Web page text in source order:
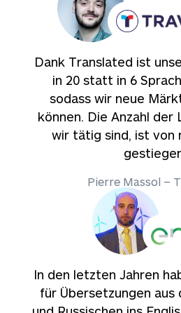
Dank Translated ist
in 20 statt in 6
sodass wir neue
können. Die Anzahl der
wir tätig sind, ist von
Pierre Massol –
In den letzten Jahren
für Übersetzungen aus